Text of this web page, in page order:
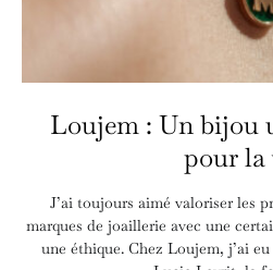
Loujem : Un bijou
pour la
J’ai toujours aimé valoriser les
marques de joaillerie avec une
une éthique. Chez Loujem, j’ai